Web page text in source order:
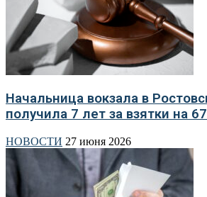
Начальница вокзала в
получила 7 лет за взятки на
НОВОСТИ 27 июня 2026